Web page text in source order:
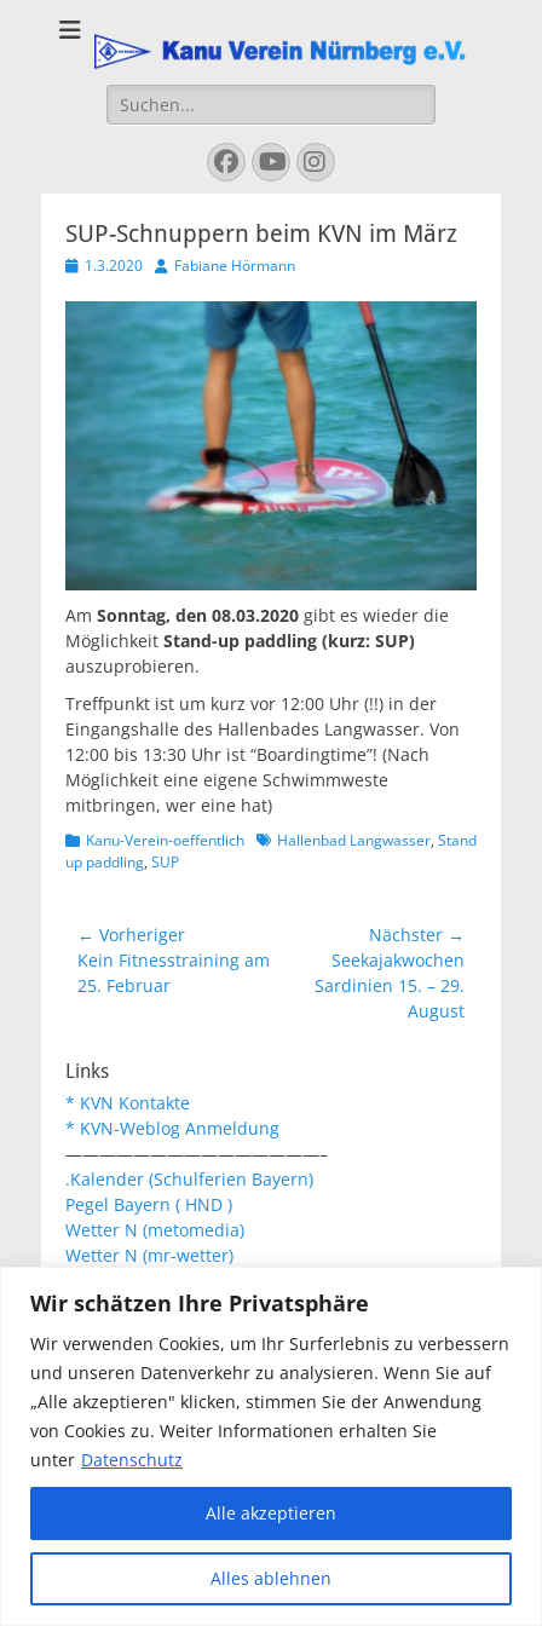
Wir schätzen Ihre Privatsphäre
Wir verwenden Cookies, um Ihr Surferlebnis zu verbessern
und unseren Datenverkehr zu analysieren. Wenn Sie auf
„Alle akzeptieren" klicken, stimmen Sie der Anwendung
von Cookies zu. Weiter Informationen erhalten Sie
unter Datenschutz
Alles ablehnen
Alle akzeptieren
Kanu Verein
Nuernberg
Suchen
nach:
Facebook
YouTube
Instagram
SUP-Schnuppern beim KVN im März
Veröffentlicht
1.3.2020 AutorFabiane Hörmann
Am Sonntag, den 08.03.2020 gibt es wieder die
Möglichkeit Stand-up paddling (kurz: SUP)
auszuprobieren.
Treffpunkt ist um kurz vor 12:00 Uhr (!!) in der
Eingangshalle des Hallenbades Langwasser. Von
12:00 bis 13:30 Uhr ist “Boardingtime”! (Nach
Möglichkeit eine eigene Schwimmweste
mitbringen, wer eine hat)
Kategorien
Kanu-Verein-oeffentlich Schlagworte
Hallenbad Langwasser, Stand
up paddling, SUP
Beitragsnavigation
← Vorheriger
Vorheriger
Beitrag:
Kein Fitnesstraining am
25. Februar
Nächster →
Nächster
Beitrag:
Seekajakwochen
Sardinien 15. – 29.
August
Links
* KVN Kontakte
* KVN-Weblog Anmeldung
———————————————–
.Kalender (Schulferien Bayern)
Pegel Bayern ( HND )
Wetter N (metomedia)
Wetter N (mr-wetter)
KVN Newsletter
Your email:
Datenschutz| Catch Responsive von
Themes